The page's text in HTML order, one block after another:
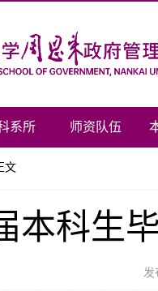
系所 师资队伍
文
本科生